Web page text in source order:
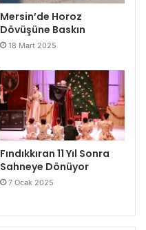
Mersin’de Horoz
Dövüşüne Baskın
18 Mart 2025
Fındıkkıran 11 Yıl Sonra
Sahneye Dönüyor
7 Ocak 2025